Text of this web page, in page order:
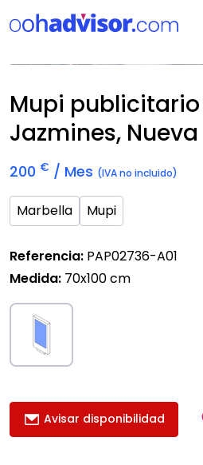
No Disponible
Mupi publicitario
Jazmines,
200 € / Mes (IVA no incluido)
Marbella Mupi
Referencia: PAP02736-A01
Medida: 70x100 cm
Avisar disponibilidad